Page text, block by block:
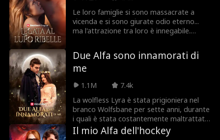
Le loro famiglie si sono massacrate a
vicenda e si sono giurate odio eterno...
ma l'attrazione tra loro è innegabile.
Luperiom determinata a sopravvivere alla
brutale scuola militare del regno. Ciò che
non si aspetta è il legame predestinato
della scuola... e suo nemico. Il lupo che
dovrebbe odiare potrebbe essere la sua
unica salvezza.
Due Alfa sono innamorati di
me
1.1M
7.4k
La wolfless Lyra è stata prigioniera nel
branco Wolfsbane per sette anni, durante
i quali è stata costantemente maltrattata
da Alpha Roland. Durante una delle sue
fughe, Lyra ha un incontro casuale di una
Il mio Alfa dell'hockey